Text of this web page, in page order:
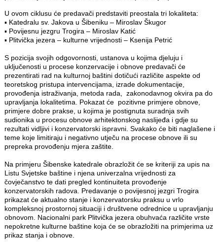
U ovom ciklusu će predavači predstaviti preostala tri lokaliteta:
▪ Katedralu sv. Jakova u Šibeniku – Miroslav Škugor
▪ Povijesnu jezgru Trogira – Miroslav Katić
▪ Plitvička jezera – kulturne vrijednosti – Ksenija Petrić
S pozicija svojih odgovornosti, ustanova u kojima djeluju i
uključenosti u procese konzervacije i obnove predavači će
prezentirati rad na kulturnoj baštini dotičući različite aspekte od
teoretskog pristupa intervencijama, izrade dokumentacije,
provođenja istraživanja, metoda rada, zakonodavnog okvira pa do
upravljanja lokalitetima. Pokazat će pozitivne primjere obnove,
primjere dobre prakse, u kojima je postignuta suradnja svih
sudionika u procesu obnove arhitektonskog naslijeđa i gdje su
rezultati vidljivi i konzervatorski ispravni. Svakako će biti naglašene i
teme koje limitiraju i negativno utječu na procese obnove ili su
prepreka provođenju mjera zaštite.
Na primjeru Šibenske katedrale obrazložit će se kriteriji za upis na
Listu Svjetske baštine i njena univerzalna vrijednosti za
čovječanstvo te dati pregled kontinuiteta provođenje
konzervatorskih radova. Predavanje o povijesnoj jezgri Trogira
prikazat će aktualno stanje i konzervatorsku praksu u vrlo
kompleksnoj prostornoj situaciji i društvene odrednice u upravljanju
obnovom. Nacionalni park Plitvička jezera obuhvaća različite vrste
nepokretne kulturne baštine koja će se obrazložiti na primjerima uz
prikaz stanja i obnove.